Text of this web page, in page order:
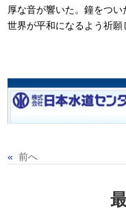
厚な音が響いた。鐘をつい
世界が平和になるよう祈願
« 前へ